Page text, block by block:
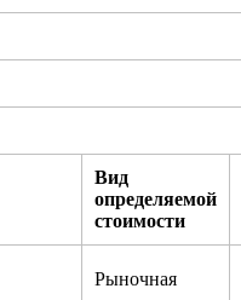
Вид
определяемой
стоимости
Рыночная